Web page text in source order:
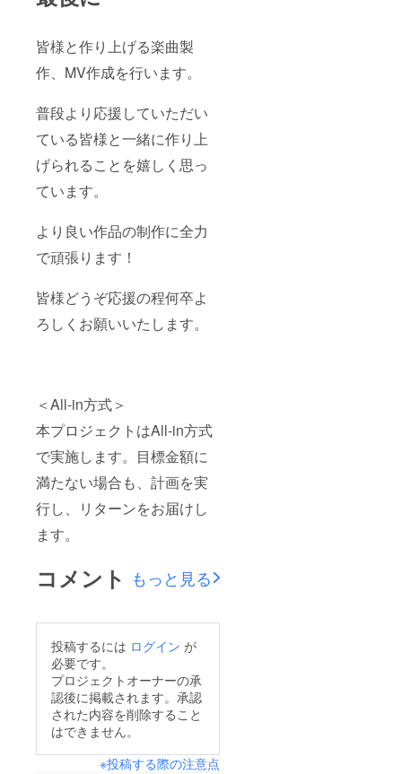
皆様と作り上げる楽曲製
作、MV作成を行います。
普段より応援していただい
ている皆様と一緒に作り上
げられることを嬉しく思っ
ています。
より良い作品の制作に全力
で頑張ります！
皆様どうぞ応援の程何卒よ
ろしくお願いいたします。
＜All-in方式＞
本プロジェクトはAll-in方式
で実施します。目標金額に
満たない場合も、計画を実
行し、リターンをお届けし
ます。
コメント もっと見る
投稿するには ログイン が
必要です。
プロジェクトオーナーの承
認後に掲載されます。承認
された内容を削除すること
はできません。
※投稿する際の注意点